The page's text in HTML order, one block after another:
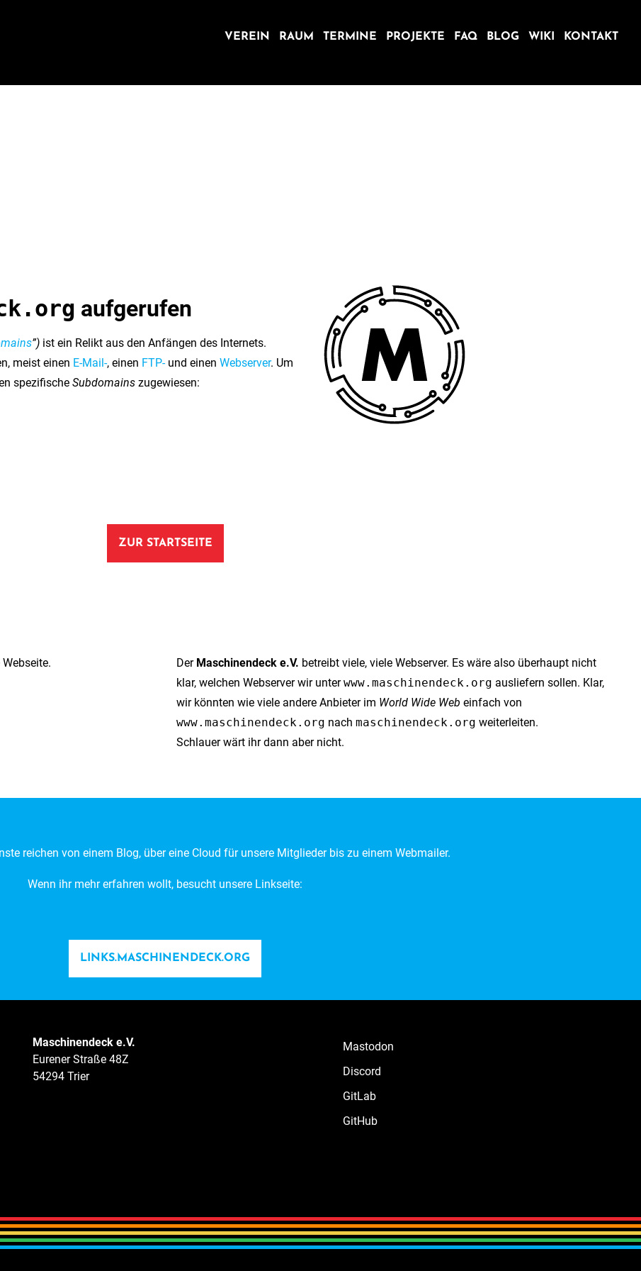
VEREIN RAUM TERMINE PROJEKTE FAQ BLOG WIKI KONTAKT
aufgerufen
”) ist ein Relikt aus den Anfängen des Internets.
meist einen E-Mail-, einen FTP-und einen Webserver. Um
spezifische Subdomains zugewiesen:
ZUR STARTSEITE
Der Maschinendeck e.V. betreibt viele, viele Webserver. Es wäre also überhaupt nicht
klar, welchen Webserver wir unterwww.maschinendeck.org ausliefern sollen. Klar,
wir könnten wie viele andere Anbieter im World Wide Web einfach von
www.maschinendeck.org nach maschinendeck.org weiterleiten.
Schlauer wärt ihr dann aber nicht.
reichen von einem Blog, über eine Cloud für unsere Mitglieder bis zu einem Webmailer.
Wenn ihr mehr erfahren wollt, besucht unsere Linkseite:
LINKS.MASCHINENDECK.ORG
Maschinendeck e.V.
Eurener Straße 48Z
54294 Trier
Mastodon
Discord
GitLab
GitHub